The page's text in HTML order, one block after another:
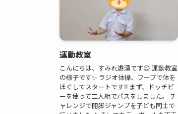
運動教室
こんにちは、すみれ遊湧です😊 運動教室
の様子です✨ ラジオ体操、フープで体を
ほぐしてスタートです‼️ まず、ドッチビ
ーを使って二人組でパスをしました。 チ
ャレンジで開脚ジャンプを子ども同士で